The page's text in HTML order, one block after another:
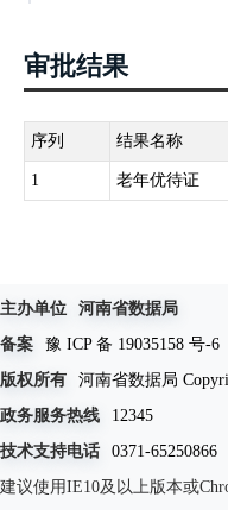
审批结果
序列 结果名称
1 老年优待证
主办单位
河南省数据局
备案
豫 ICP 备 19035158 号-6
版权所有
河南省数据局
政务服务热线
12345
技术支持电话
0371-65250866
建议使用IE10及以上版本或